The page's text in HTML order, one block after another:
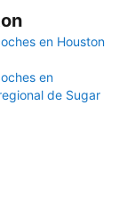
en Houston
en
de Sugar